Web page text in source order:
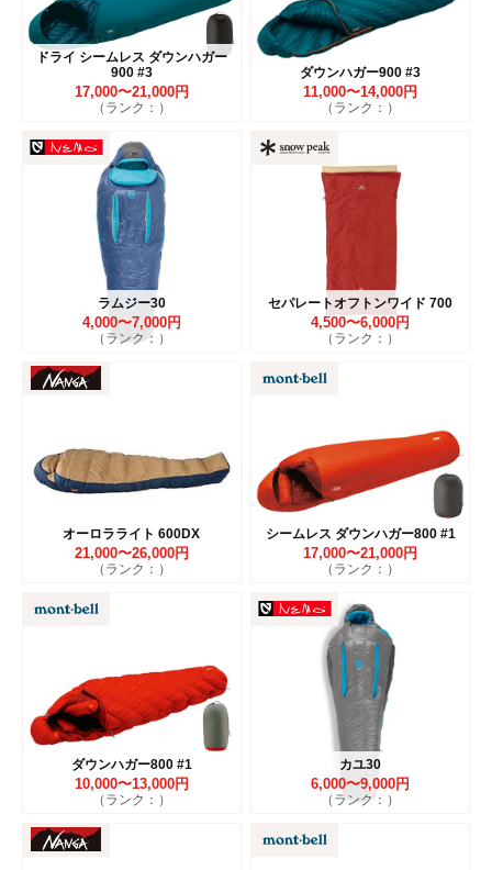
ドライ シームレス ダウンハガー
900 #3
17,000〜21,000円
（ランク：）
ダウンハガー900 #3
11,000〜14,000円
（ランク：）
ラムジー30
4,000〜7,000円
（ランク：）
セパレートオフトンワイド 700
4,500〜6,000円
（ランク：）
オーロラライト 600DX
21,000〜26,000円
（ランク：）
シームレス ダウンハガー800 #1
17,000〜21,000円
（ランク：）
ダウンハガー800 #1
10,000〜13,000円
（ランク：）
カユ30
6,000〜9,000円
（ランク：）